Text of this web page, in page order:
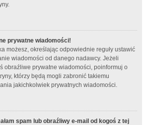
prywatne wiadomości!
możesz, określając odpowiednie reguły ustawić
wiadomości od danego nadawcy. Jeżeli
obraźliwe prywatne wiadomości, poinformuj o
którzy będą mogli zabronić takiemu
jakichkolwiek prywatnych wiadomości.
spam lub obraźliwy e-mail od kogoś z tej